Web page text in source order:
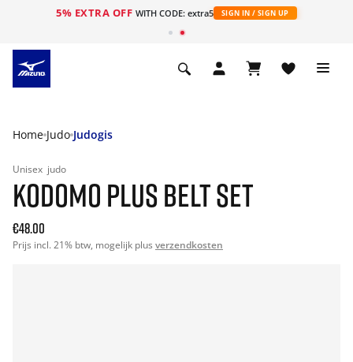
5% EXTRA OFF WITH CODE: extra5 SIGN IN / SIGN UP
Home Judo Judogis
Unisex judo
KODOMO PLUS BELT SET
€48.00
Prijs incl. 21% btw, mogelijk plus verzendkosten